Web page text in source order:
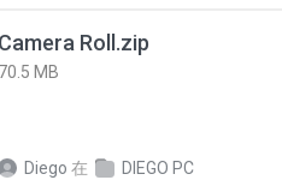
Camera Roll.zip
70.5 MB
Diego 在 DIEGO PC